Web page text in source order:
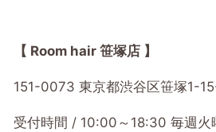
【 Room hair 笹塚店 】
151-0073 東京都渋谷区笹塚1-
受付時間 / 10:00～18:30 毎週火